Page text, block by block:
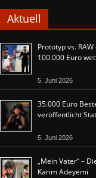
Aktuell
Prototyp vs.
100.000 Euro
5. Juni 2026
35.000 Euro
veröffentlicht
5. Juni 2026
„Mein Vater“ –
Karim Adeyemi